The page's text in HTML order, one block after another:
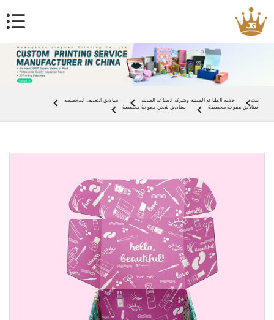
بيت خدمة الطباعة الصينية وشركة الطباعة الصينية
صناديق التغليف المخصصة
صناديق مموجة مخصصة
صناديق شحن مموجة مخصصة